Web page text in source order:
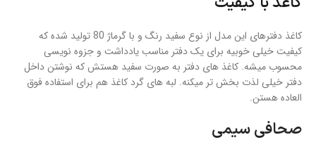
کاغذ دفترهای این مدل از نوع سفید رنگ و با گرماژ 80 تولید شده که
کیفیت خیلی خوبیه برای یک دفتر مناسب یادداشت و جزوه نویسی
محسوب میشه. کاغذ های دفتر به صورت سفید هستش که نوشتن داخل
دفتر خیلی لذت بخش تر میکنه. لبه های گرد کاغذ هم برای استفاده فوق
العاده هستن.
صحافی سیمی